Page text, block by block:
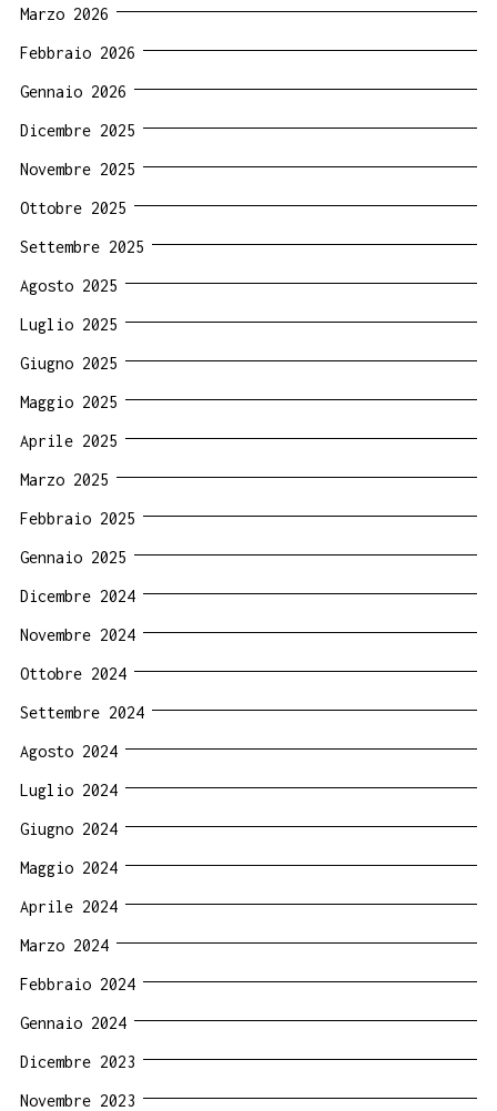
Marzo 2026
Febbraio 2026
Gennaio 2026
Dicembre 2025
Novembre 2025
Ottobre 2025
Settembre 2025
Agosto 2025
Luglio 2025
Giugno 2025
Maggio 2025
Aprile 2025
Marzo 2025
Febbraio 2025
Gennaio 2025
Dicembre 2024
Novembre 2024
Ottobre 2024
Settembre 2024
Agosto 2024
Luglio 2024
Giugno 2024
Maggio 2024
Aprile 2024
Marzo 2024
Febbraio 2024
Gennaio 2024
Dicembre 2023
Novembre 2023